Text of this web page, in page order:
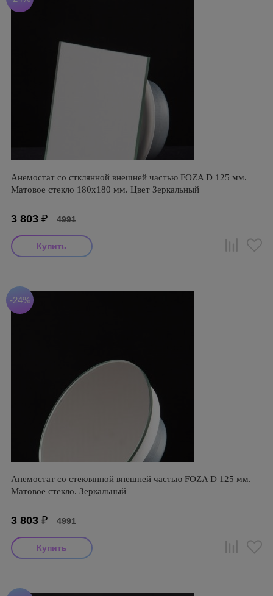
Анемостат со стклянной внешней частью FOZA D 125 мм.
Матовое стекло 180х180 мм. Цвет Зеркальный
3 803 ₽ 4991
-24%
Анемостат со стеклянной внешней частью FOZA D 125 мм.
Матовое стекло. Зеркальный
3 803 ₽ 4991